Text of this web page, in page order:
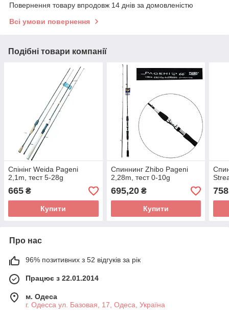
Повернення товару впродовж 14 днів за домовленістю
Всі умови повернення
Подібні товари компанії
Спінінг Weida Pageni
2,1m, тест 5-28g
665 ₴
Купити
Спиннинг Zhibo Pageni
2,28m, тест 0-10g
695,20₴
Купити
758
Про нас
96% позитивних з 52 відгуків за рік
Працює з 22.01.2014
м. Одеса
г. Одесса ул. Базовая, 17, Одеса, Україна